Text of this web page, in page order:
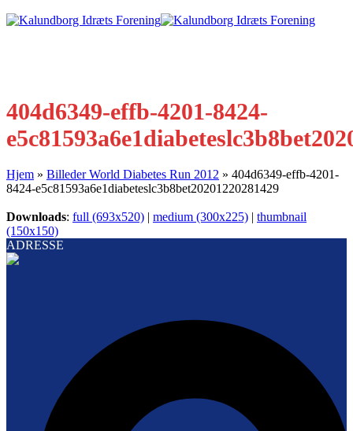
404d6349-effb-4201-8424-
Hjem » Billeder World Diabetes Run 2012 » 404d6349-effb-4201-
8424-e5c81593a6e1diabeteslc3b8bet20201220281429
Downloads: full (693x520) | medium (300x225) | thumbnail
(150x150)
ADRESSE